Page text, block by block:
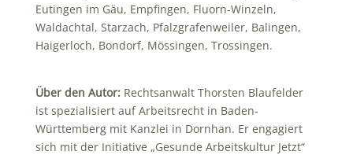
Eutingen im Gäu, Empfingen, Fluorn-Winzeln,
Waldachtal, Starzach, Pfalzgrafenweiler, Balingen,
Haigerloch, Bondorf, Mössingen, Trossingen.
Über den Autor:Rechtsanwalt Thorsten Blaufelder
ist spezialisiert auf Arbeitsrecht in Baden-
Württemberg mit Kanzlei in Dornhan. Er engagiert
sich mit der Initiative „Gesunde Arbeitskultur Jetzt“